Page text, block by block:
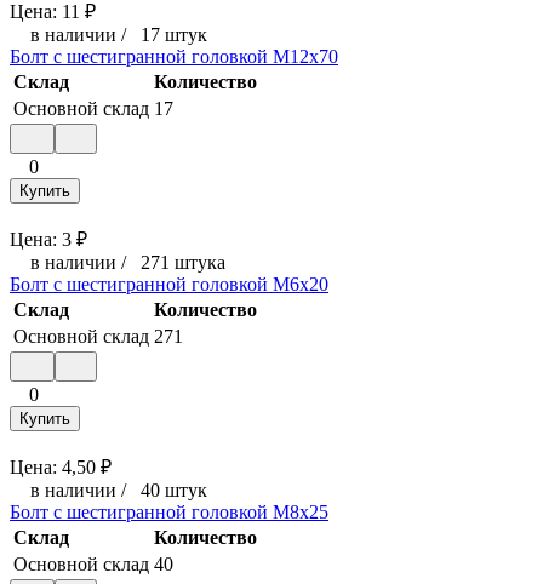
Цена: 11 ₽
в наличии / 17 штук
Болт с шестигранной головкой М12x70
Склад
Количество
Основной склад 17
0
Купить
Цена: 3 ₽
в наличии / 271 штука
Болт с шестигранной головкой М6x20
Склад
Количество
Основной склад 271
0
Купить
Цена: 4,50 ₽
в наличии / 40 штук
Болт с шестигранной головкой М8х25
Склад
Количество
Основной склад 40